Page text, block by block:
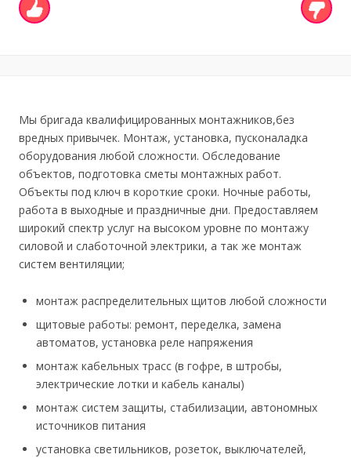
Мы бригада квалифицированных монтажников,без
вредных привычек. Монтаж, установка, пусконаладка
оборудования любой сложности. Обследование
объектов, подготовка сметы монтажных работ.
Объекты под ключ в короткие сроки. Ночные работы,
работа в выходные и праздничные дни. Предоставляем
широкий спектр услуг на высоком уровне по монтажу
силовой и слаботочной электрики, а так же монтаж
систем вентиляции;
монтаж распределительных щитов любой сложности
щитовые работы: ремонт, переделка, замена
автоматов, установка реле напряжения
монтаж кабельных трасс (в гофре, в штробы,
электрические лотки и кабель каналы)
монтаж систем защиты, стабилизации, автономных
источников питания
установка светильников, розеток, выключателей,